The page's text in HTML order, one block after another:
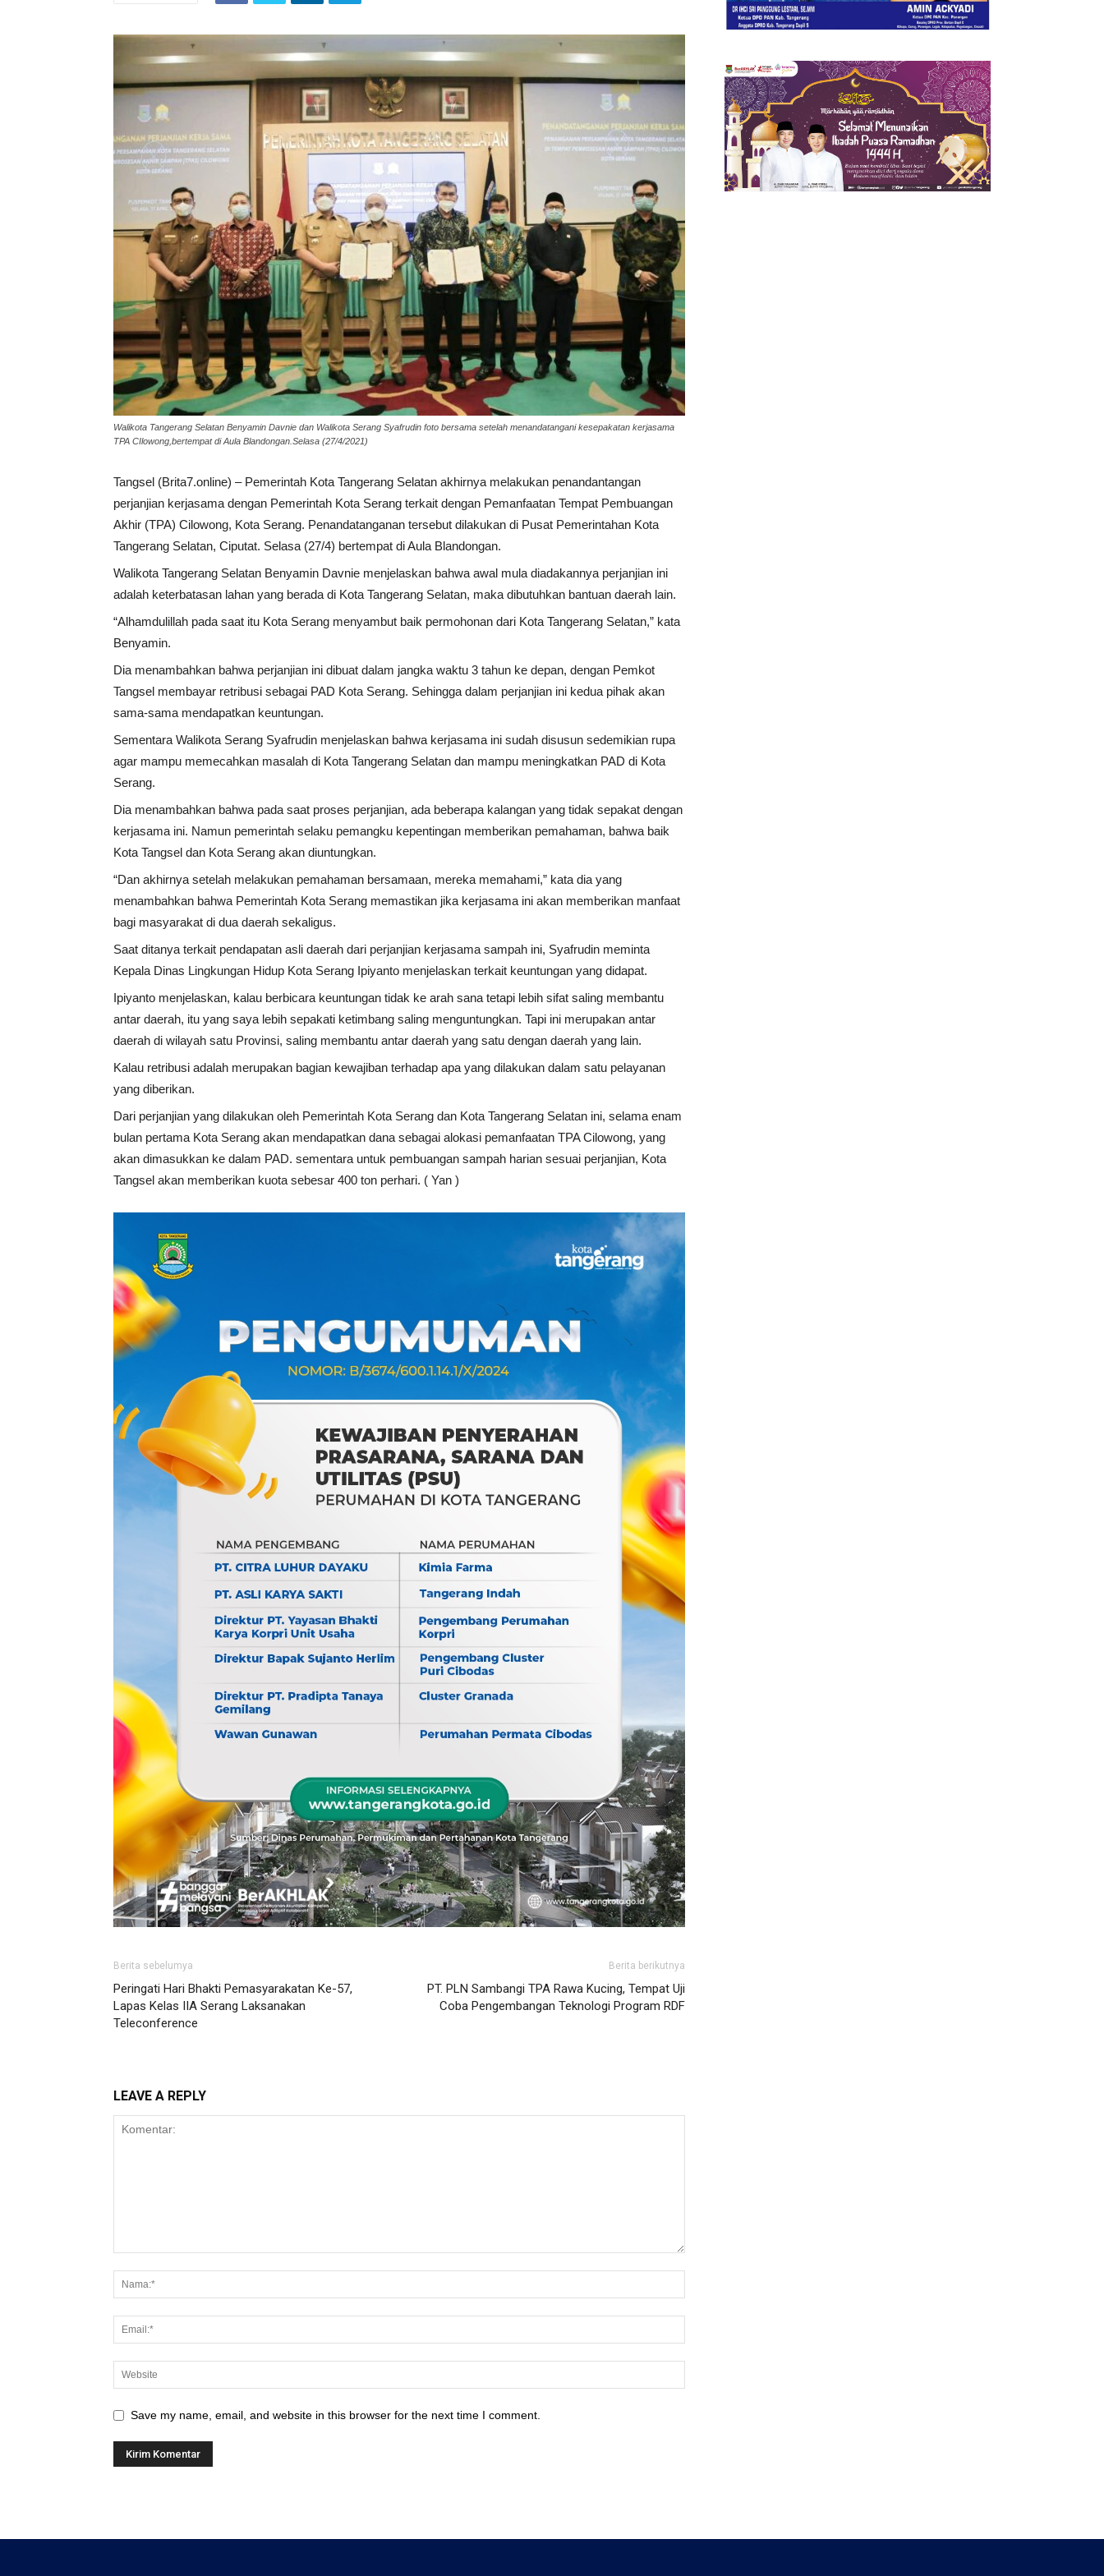
Walikota Tangerang Selatan Benyamin Davnie dan Walikota Serang Syafrudin foto bersama setelah menandatangani kesepakatan kerjasama
TPA CIlowong,bertempat di Aula Blandongan.Selasa (27/4/2021)
Tangsel (Brita7.online) – Pemerintah Kota Tangerang Selatan akhirnya melakukan penandantangan
perjanjian kerjasama dengan Pemerintah Kota Serang terkait dengan Pemanfaatan Tempat Pembuangan
Akhir (TPA) Cilowong, Kota Serang. Penandatanganan tersebut dilakukan di Pusat Pemerintahan Kota
Tangerang Selatan, Ciputat. Selasa (27/4) bertempat di Aula Blandongan.
Walikota Tangerang Selatan Benyamin Davnie menjelaskan bahwa awal mula diadakannya perjanjian ini
adalah keterbatasan lahan yang berada di Kota Tangerang Selatan, maka dibutuhkan bantuan daerah lain.
“Alhamdulillah pada saat itu Kota Serang menyambut baik permohonan dari Kota Tangerang Selatan,” kata
Benyamin.
Dia menambahkan bahwa perjanjian ini dibuat dalam jangka waktu 3 tahun ke depan, dengan Pemkot
Tangsel membayar retribusi sebagai PAD Kota Serang. Sehingga dalam perjanjian ini kedua pihak akan
sama-sama mendapatkan keuntungan.
Sementara Walikota Serang Syafrudin menjelaskan bahwa kerjasama ini sudah disusun sedemikian rupa
agar mampu memecahkan masalah di Kota Tangerang Selatan dan mampu meningkatkan PAD di Kota
Serang.
Dia menambahkan bahwa pada saat proses perjanjian, ada beberapa kalangan yang tidak sepakat dengan
kerjasama ini. Namun pemerintah selaku pemangku kepentingan memberikan pemahaman, bahwa baik
Kota Tangsel dan Kota Serang akan diuntungkan.
“Dan akhirnya setelah melakukan pemahaman bersamaan, mereka memahami,” kata dia yang
menambahkan bahwa Pemerintah Kota Serang memastikan jika kerjasama ini akan memberikan manfaat
bagi masyarakat di dua daerah sekaligus.
Saat ditanya terkait pendapatan asli daerah dari perjanjian kerjasama sampah ini, Syafrudin meminta
Kepala Dinas Lingkungan Hidup Kota Serang Ipiyanto menjelaskan terkait keuntungan yang didapat.
Ipiyanto menjelaskan, kalau berbicara keuntungan tidak ke arah sana tetapi lebih sifat saling membantu
antar daerah, itu yang saya lebih sepakati ketimbang saling menguntungkan. Tapi ini merupakan antar
daerah di wilayah satu Provinsi, saling membantu antar daerah yang satu dengan daerah yang lain.
Kalau retribusi adalah merupakan bagian kewajiban terhadap apa yang dilakukan dalam satu pelayanan
yang diberikan.
Dari perjanjian yang dilakukan oleh Pemerintah Kota Serang dan Kota Tangerang Selatan ini, selama enam
bulan pertama Kota Serang akan mendapatkan dana sebagai alokasi pemanfaatan TPA Cilowong, yang
akan dimasukkan ke dalam PAD. sementara untuk pembuangan sampah harian sesuai perjanjian, Kota
Tangsel akan memberikan kuota sebesar 400 ton perhari. ( Yan )
Berita sebelumya
Peringati Hari Bhakti Pemasyarakatan Ke-57,
Lapas Kelas IIA Serang Laksanakan
Teleconference
Berita berikutnya
PT. PLN Sambangi TPA Rawa Kucing, Tempat Uji
Coba Pengembangan Teknologi Program RDF
LEAVE A REPLY
Save my name, email, and website in this browser for the next time I comment.